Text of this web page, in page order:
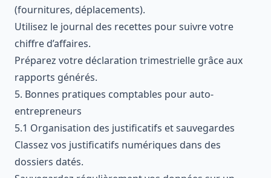
(fournitures, déplacements).
Utilisez le journal des recettes pour suivre votre
chiffre d’affaires.
Préparez votre déclaration trimestrielle grâce aux
rapports générés.
5. Bonnes pratiques comptables pour auto-
entrepreneurs
5.1 Organisation des justificatifs et sauvegardes
Classez vos justificatifs numériques dans des
dossiers datés.